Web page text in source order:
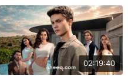
02:19:40